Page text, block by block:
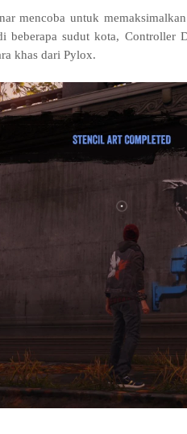
mencoba untuk
beberapa sudut kota, Controller
khas dari Pylox.